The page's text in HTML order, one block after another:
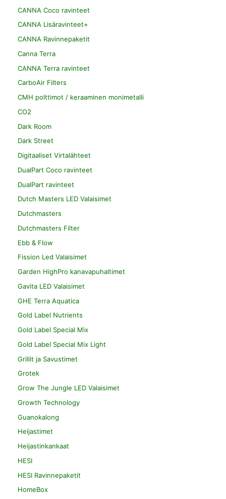
CANNA Coco ravinteet
CANNA Lisäravinteet+
CANNA Ravinnepaketit
Canna Terra
CANNA Terra ravinteet
CarboAir Filters
CMH polttimot / keraaminen monimetalli
CO2
Dark Room
Dark Street
Digitaaliset Virtalähteet
DualPart Coco ravinteet
DualPart ravinteet
Dutch Masters LED Valaisimet
Dutchmasters
Dutchmasters Filter
Ebb & Flow
Fission Led Valaisimet
Garden HighPro kanavapuhaltimet
Gavita LED Valaisimet
GHE Terra Aquatica
Gold Label Nutrients
Gold Label Special Mix
Gold Label Special Mix Light
Grillit ja Savustimet
Grotek
Grow The Jungle LED Valaisimet
Growth Technology
Guanokalong
Heijastimet
Heijastinkankaat
HESI
HESI Ravinnepaketit
HomeBox